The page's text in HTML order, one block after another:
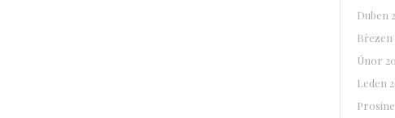
Duben
Březen
Únor
Leden